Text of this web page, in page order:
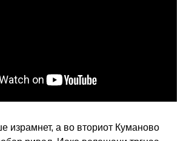
израмнет, а во вториот Куманово